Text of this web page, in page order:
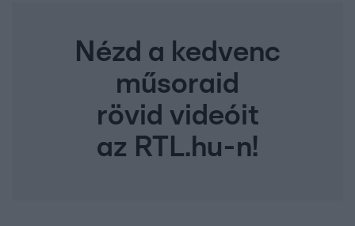
Nézd a kedvenc
műsoraid
rövid videóit
az RTL.hu-n!